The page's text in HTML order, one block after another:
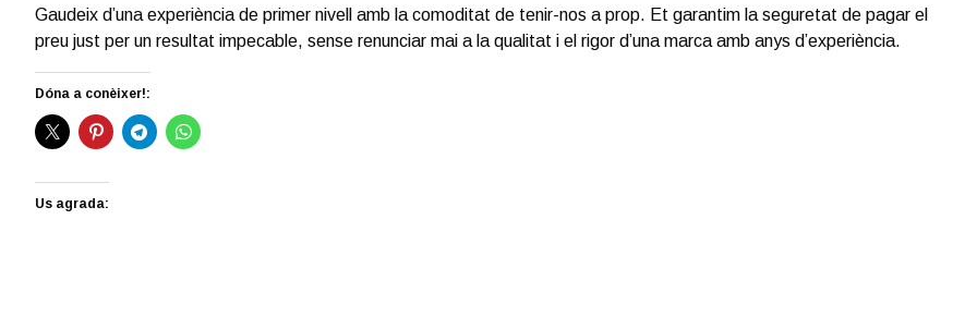
Gaudeix d’una experiència de primer nivell amb la comoditat de tenir-nos a prop. Et garantim la seguretat de pagar el
preu just per un resultat impecable, sense renunciar mai a la qualitat i el rigor d’una marca amb anys d’experiència.
Dóna a conèixer!:
Us agrada: